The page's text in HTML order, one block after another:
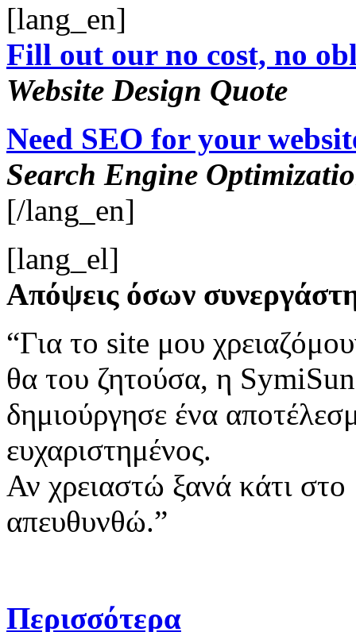
[lang_en]
Fill out our no cost, no
Website Design Quote
Need SEO for your
Search Engine
[/lang_en]
[lang_el]
Απόψεις όσων
“Για το site μου
θα του ζητούσα, η
δημιούργησε ένα
ευχαριστημένος.
Αν χρειαστώ ξανά κάτι
απευθυνθώ.”
Περισσότερα